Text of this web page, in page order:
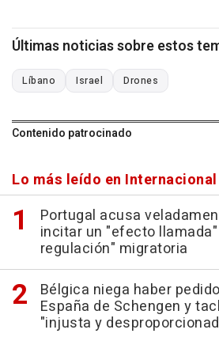
Últimas noticias sobre estos
Líbano Israel Drones
Contenido patrocinado
Lo más leído en Internacional
Portugal acusa
incitar un "efecto
regulación" migratoria
Bélgica niega haber
España de Schengen y
"injusta y